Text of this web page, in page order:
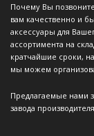
Почему Вы
вам качественно и
аксессуары для
ассортимента на
кратчайшие сроки,
мы можем
Предлагаемые нами
завода производителя